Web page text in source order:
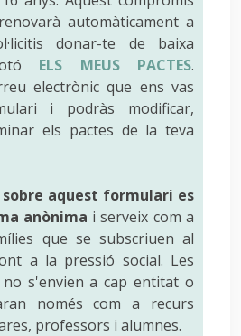
automàticament a
donar-te de baixa
ELS MEUS PACTES.
electrònic que ens vas
i podràs modificar,
els pactes de la teva
aquest formulari es
anònima i serveix com a
que se subscriuen al
a la pressió social. Les
no s'envien a cap entitat o
només com a recurs
professors i alumnes.